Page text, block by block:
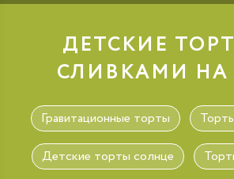
ДЕТСКИЕ
СЛИВКАМИ НА
Гравитационные торты
Детские торты солнце